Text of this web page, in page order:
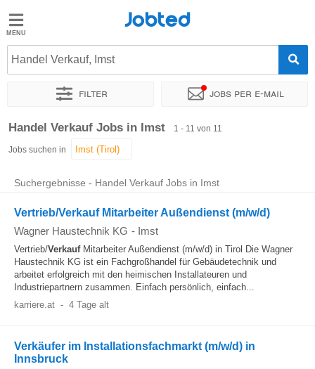
Jobted
Jobs
Jobted
Handel Verkauf, Imst
Filter Jobs per e-mail
Sortieren nach Genauer Standort Unternehmen
Handel Verkauf Jobs in Imst 1 - 11 von 11
Jobs suchen in
Suchergebnisse - Handel Verkauf Jobs in Imst
Vertrieb/Verkauf Mitarbeiter Außendienst (m/w/d)
Wagner Haustechnik KG - Imst
Vertrieb/VerkaufMitarbeiter Außendienst (m/w/d) in Tirol Die Wagner
Haustechnik KG ist ein Fachgroßhandel für Gebäudetechnik und
arbeitet erfolgreich mit den heimischen Installateuren und
Industriepartnern zusammen. Einfach persönlich, einfach...
karriere.at - 4 Tage alt
Verkäufer im Installationsfachmarkt (m/w/d) in
Innsbruck